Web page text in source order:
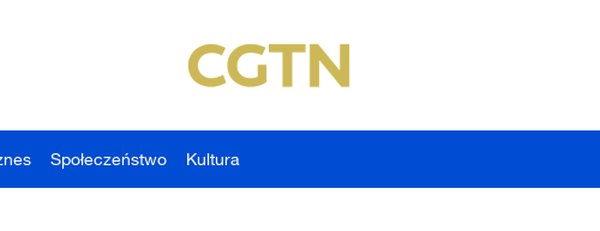
Społeczeństwo Kultura